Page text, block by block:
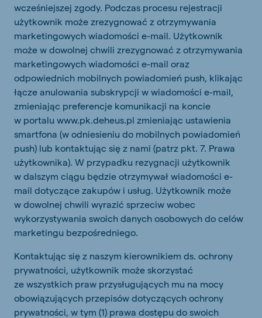
wcześniejszej zgody. Podczas procesu rejestracji
użytkownik może zrezygnować z otrzymywania
marketingowych wiadomości e-mail. Użytkownik
może w dowolnej chwili zrezygnować z otrzymywania
marketingowych wiadomości e-mail oraz
odpowiednich mobilnych powiadomień push, klikając
łącze anulowania subskrypcji w wiadomości e-mail,
zmieniając preferencje komunikacji na koncie
w portalu www.pk.deheus.pl zmieniając ustawienia
smartfona (w odniesieniu do mobilnych powiadomień
push) lub kontaktując się z nami (patrz pkt. 7. Prawa
użytkownika). W przypadku rezygnacji użytkownik
w dalszym ciągu będzie otrzymywał wiadomości e-
mail dotyczące zakupów i usług. Użytkownik może
w dowolnej chwili wyrazić sprzeciw wobec
wykorzystywania swoich danych osobowych do celów
marketingu bezpośredniego.
Kontaktując się z naszym kierownikiem ds. ochrony
prywatności, użytkownik może skorzystać
ze wszystkich praw przysługujących mu na mocy
obowiązujących przepisów dotyczących ochrony
prywatności, w tym (1) prawa dostępu do swoich